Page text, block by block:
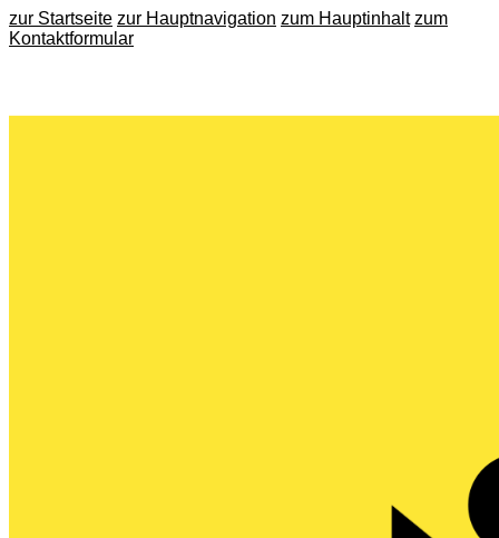
zur Startseite zur Hauptnavigation zum Hauptinhalt zum
Kontaktformular